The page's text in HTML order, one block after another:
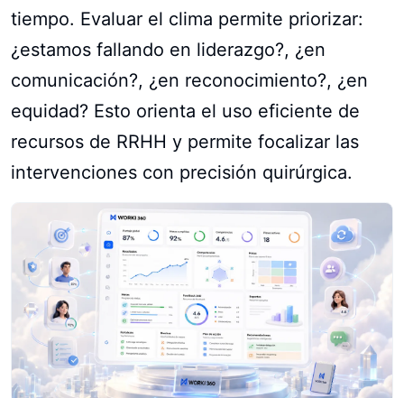
tiempo. Evaluar el clima permite priorizar:
¿estamos fallando en liderazgo?, ¿en
comunicación?, ¿en reconocimiento?, ¿en
equidad? Esto orienta el uso eficiente de
recursos de RRHH y permite focalizar las
intervenciones con precisión quirúrgica.